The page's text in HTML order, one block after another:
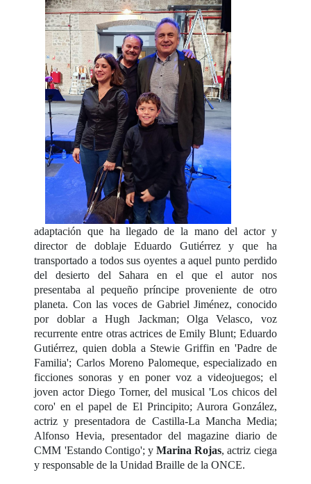
adaptación que ha llegado de la mano del actor y
director de doblaje Eduardo Gutiérrez y que ha
transportado a todos sus oyentes a aquel punto perdido
del desierto del Sahara en el que el autor nos
presentaba al pequeño príncipe proveniente de otro
planeta. Con las voces de Gabriel Jiménez, conocido
por doblar a Hugh Jackman; Olga Velasco, voz
recurrente entre otras actrices de Emily Blunt; Eduardo
Gutiérrez, quien dobla a Stewie Griffin en 'Padre de
Familia'; Carlos Moreno Palomeque, especializado en
ficciones sonoras y en poner voz a videojuegos; el
joven actor Diego Torner, del musical 'Los chicos del
coro' en el papel de El Principito; Aurora González,
actriz y presentadora de Castilla-La Mancha Media;
Alfonso Hevia, presentador del magazine diario de
CMM 'Estando Contigo'; yMarina Rojas, actriz ciega
y responsable de la Unidad Braille de la ONCE.